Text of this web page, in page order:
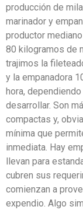
producción de
marinador y
productor
80 kilogramos de
trajimos la
y la empanadora
hora,
desarrollar. Son
compactas y,
mínima que
inmediata. Hay
llevan para
cubren sus
comienzan a
expendio. Algo